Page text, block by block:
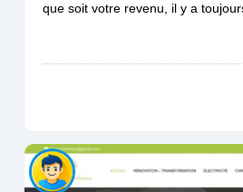
que soit votre revenu, il y a